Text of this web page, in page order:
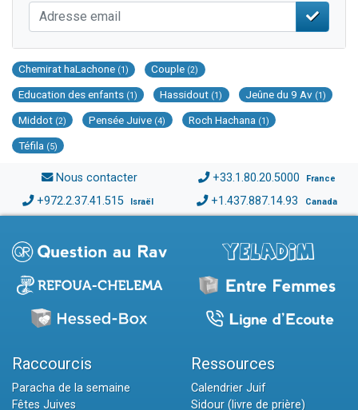
Chemirat haLachone (1) Couple (2)
Education des enfants (1) Hassidout (1) Jeûne du 9 Av (1)
Middot (2) Pensée Juive (4) Roch Hachana (1)
Téfila (5)
Nous contacter +33.1.80.20.5000 France
+972.2.37.41.515 Israël +1.437.887.14.93 Canada
Raccourcis
Paracha de la semaine
Fêtes Juives
Ressources
Calendrier Juif
Sidour (livre de prière)